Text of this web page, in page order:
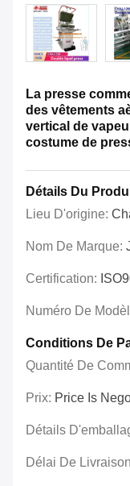
La presse
des vêtements
vertical de
costume de
Détails Du
Lieu D'origine:
Nom De Marque:
Certification:
Numéro De
Conditions De
Quantité De
Prix: Price Is
Détails
Délai De